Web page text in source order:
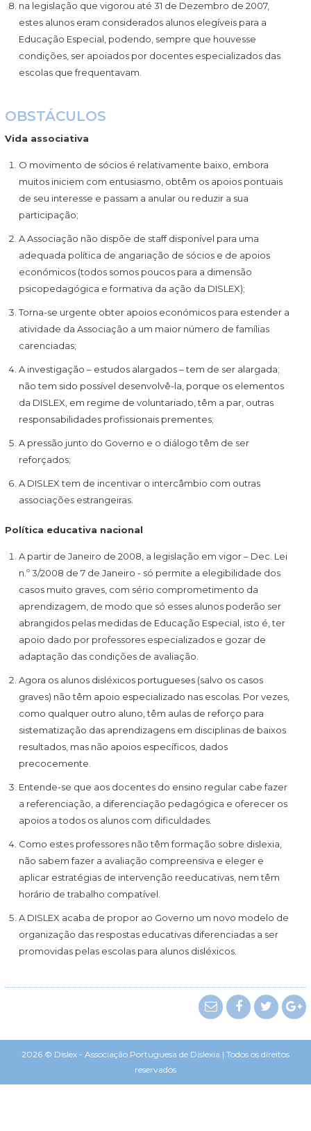
na legislação que vigorou até 31 de Dezembro de 2007,
estes alunos eram considerados alunos elegíveis para a
Educação Especial, podendo, sempre que houvesse
condições, ser apoiados por docentes especializados das
escolas que frequentavam.
OBSTÁCULOS
Vida associativa
O movimento de sócios é relativamente baixo, embora
muitos iniciem com entusiasmo, obtêm os apoios pontuais
de seu interesse e passam a anular ou reduzir a sua
participação;
A Associação não dispõe de staff disponível para uma
adequada política de angariação de sócios e de apoios
económicos (todos somos poucos para a dimensão
psicopedagógica e formativa da ação da DISLEX);
Torna-se urgente obter apoios económicos para estender a
atividade da Associação a um maior número de famílias
carenciadas;
A investigação – estudos alargados – tem de ser alargada;
não tem sido possível desenvolvê-la, porque os elementos
da DISLEX, em regime de voluntariado, têm a par, outras
responsabilidades profissionais prementes;
A pressão junto do Governo e o diálogo têm de ser
reforçados;
A DISLEX tem de incentivar o intercâmbio com outras
associações estrangeiras.
Política educativa nacional
A partir de Janeiro de 2008, a legislação em vigor – Dec. Lei
n.º 3/2008 de 7 de Janeiro - só permite a elegibilidade dos
casos muito graves, com sério comprometimento da
aprendizagem, de modo que só esses alunos poderão ser
abrangidos pelas medidas de Educação Especial, isto é, ter
apoio dado por professores especializados e gozar de
adaptação das condições de avaliação.
Agora os alunos disléxicos portugueses (salvo os casos
graves) não têm apoio especializado nas escolas. Por vezes,
como qualquer outro aluno, têm aulas de reforço para
sistematização das aprendizagens em disciplinas de baixos
resultados, mas não apoios específicos, dados
precocemente.
Entende-se que aos docentes do ensino regular cabe fazer
a referenciação, a diferenciação pedagógica e oferecer os
apoios a todos os alunos com dificuldades.
Como estes professores não têm formação sobre dislexia,
não sabem fazer a avaliação compreensiva e eleger e
aplicar estratégias de intervenção reeducativas, nem têm
horário de trabalho compatível.
A DISLEX acaba de propor ao Governo um novo modelo de
organização das respostas educativas diferenciadas a ser
promovidas pelas escolas para alunos disléxicos.
2026 © Dislex - Associação Portuguesa de Dislexia | Todos os direitos
reservados